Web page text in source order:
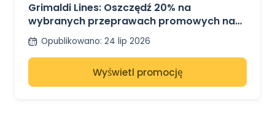
Grimaldi Lines: Oszczędź 20% na
wybranych przeprawach promowych na
Sardynię, Sycylię i do Hiszpanii
Opublikowano: 24 lip 2026
Wyświetl promocję